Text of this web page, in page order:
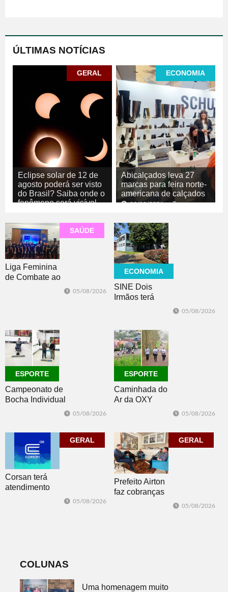
ÚLTIMAS NOTÍCIAS
GERAL
Eclipse solar de 12 de
agosto poderá ser visto
do Brasil? Saiba onde o
fenômeno será visível
ECONOMIA
Abicalçados leva 27
marcas para feira norte-
americana de calçados
05/08/2026
SAÚDE
Liga Feminina
de Combate ao
05/08/2026
ECONOMIA
SINE Dois
Irmãos terá
dia 10
05/08/2026
ESPORTE
Campeonato de
Bocha Individual
Dois Irmãos
05/08/2026
ESPORTE
Caminhada do
Ar da OXY
participantes em
Morro Reuter
05/08/2026
GERAL
Corsan terá
atendimento
05/08/2026
GERAL
Prefeito Airton
faz cobranças
sobre problemas
05/08/2026
COLUNAS
Uma homenagem muito